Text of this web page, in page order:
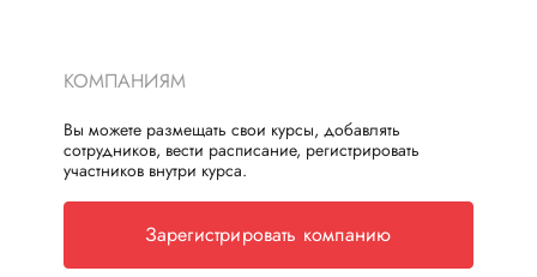
КОМПАНИЯМ
Вы можете размещать свои курсы, добавлять
сотрудников, вести расписание, регистрировать
участников внутри курса.
Зарегистрировать компанию